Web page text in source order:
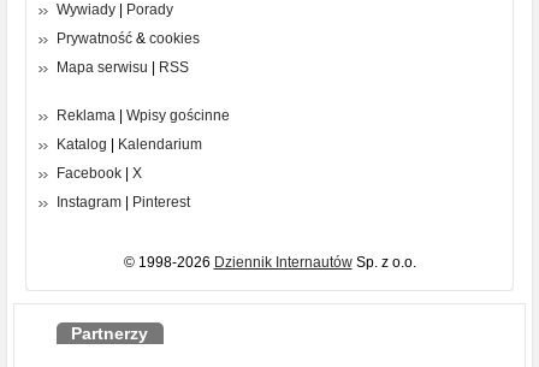
Wywiady
Porady
Prywatność & cookies
Mapa serwisu
RSS
Reklama
Wpisy gościnne
Katalog
Kalendarium
Facebook
X
Instagram
Pinterest
© 1998-2026 Dziennik InternautówSp. z o.o.
Partnerzy